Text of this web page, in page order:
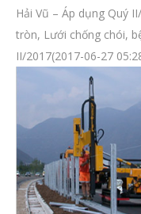
Hải Vũ – Áp dụng Quý
tròn, Lưới chống chói,
II/2017(2017-06-27